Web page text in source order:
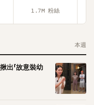
1.7M 粉絲
本週
出「故意裝幼